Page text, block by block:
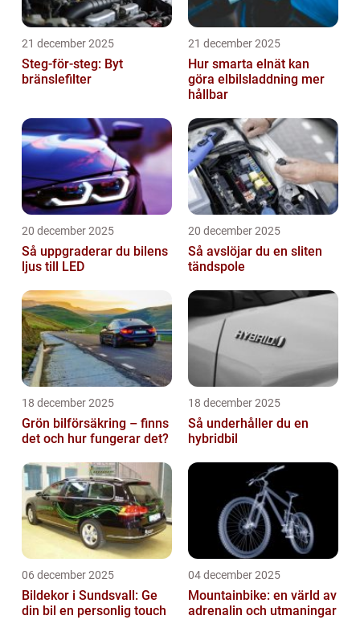
21 december 2025
Steg-för-steg: Byt
bränslefilter
21 december 2025
Hur smarta elnät kan
göra elbilsladdning mer
hållbar
20 december 2025
Så uppgraderar du bilens
ljus till LED
20 december 2025
Så avslöjar du en sliten
tändspole
18 december 2025
Grön bilförsäkring – finns
det och hur fungerar det?
18 december 2025
Så underhåller du en
hybridbil
06 december 2025
Bildekor i Sundsvall: Ge
din bil en personlig touch
04 december 2025
Mountainbike: en värld av
adrenalin och utmaningar